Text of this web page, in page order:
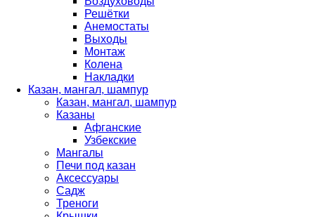
Решётки
Анемостаты
Выходы
Монтаж
Колена
Накладки
Казан, мангал, шампур
Казан, мангал, шампур
Казаны
Афганские
Узбекские
Мангалы
Печи под казан
Аксессуары
Садж
Треноги